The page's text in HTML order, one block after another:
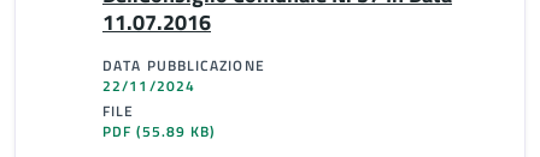
11.07.2016
DATA PUBBLICAZIONE
22/11/2024
FILE
PDF(55.89 KB)